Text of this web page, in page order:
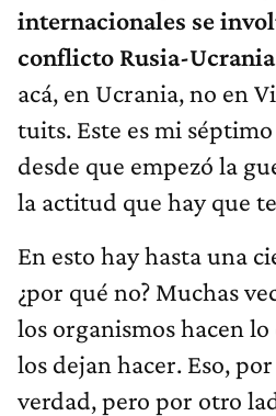
internacionales se
conflicto Rusia-Ucrania
acá, en Ucrania, no en
tuits. Este es mi
desde que empezó la
la actitud que hay que
En esto hay hasta una
¿por qué no? Muchas
los organismos hacen lo
los dejan hacer. Eso,
verdad, pero por otro